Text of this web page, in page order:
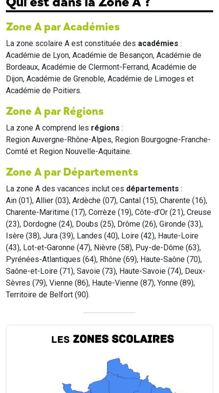
Zone A par Académies
La zone scolaire A est constituée des académies :
Académie de Lyon, Académie de Besançon, Académie de
Bordeaux, Académie de Clermont-Ferrand, Académie de
Dijon, Académie de Grenoble, Académie de Limoges et
Académie de Poitiers.
Zone A par Régions
La zone A comprend les régions :
Region Auvergne-Rhône-Alpes, Region Bourgogne-Franche-
Comté et Region Nouvelle-Aquitaine.
Zone A par Départements
La zone A des vacances inclut ces départements :
Ain (01), Allier (03), Ardèche (07), Cantal (15), Charente (16),
Charente-Maritime (17), Corrèze (19), Côte-d’Or (21), Creuse
(23), Dordogne (24), Doubs (25), Drôme (26), Gironde (33),
Isère (38), Jura (39), Landes (40), Loire (42), Haute-Loire
(43), Lot-et-Garonne (47), Nièvre (58), Puy-de-Dôme (63),
Pyrénées-Atlantiques (64), Rhône (69), Haute-Saône (70),
Saône-et-Loire (71), Savoie (73), Haute-Savoie (74), Deux-
Sèvres (79), Vienne (86), Haute-Vienne (87), Yonne (89),
Territoire de Belfort (90).